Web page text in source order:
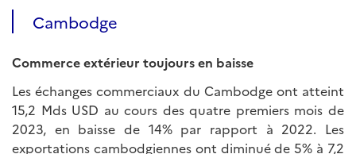
Cambodge
Commerce extérieur toujours en baisse
Les échanges commerciaux du Cambodge ont atteint
15,2 Mds USD au cours des quatre premiers mois de
2023, en baisse de 14% par rapport à 2022. Les
exportations cambodgiennes ont diminué de 5% à 7,2